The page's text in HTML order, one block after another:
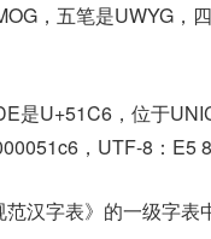
，五笔是UWYG
是U+51C6，位于
，UTF-8：E5
范汉字表》的一级字表